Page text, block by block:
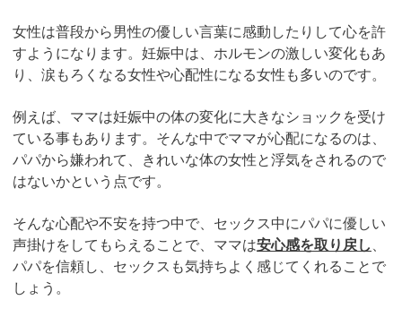
女性は普段から男性の優しい言葉に感動したりして心を許
すようになります。妊娠中は、ホルモンの激しい変化もあ
り、涙もろくなる女性や心配性になる女性も多いのです。
例えば、ママは妊娠中の体の変化に大きなショックを受け
ている事もあります。そんな中でママが心配になるのは、
パパから嫌われて、きれいな体の女性と浮気をされるので
はないかという点です。
そんな心配や不安を持つ中で、セックス中にパパに優しい
声掛けをしてもらえることで、ママは安心感を取り戻し、
パパを信頼し、セックスも気持ちよく感じてくれることで
しょう。